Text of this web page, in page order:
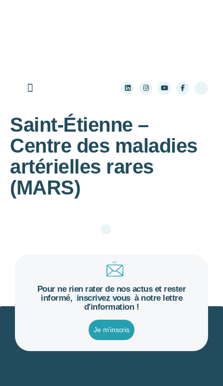
Saint-Étienne –
Centre des maladies
artérielles rares
(MARS)
Pour ne rien rater de nos actus et rester
informé, inscrivez vous à notre lettre
d'information !
Je m'inscris